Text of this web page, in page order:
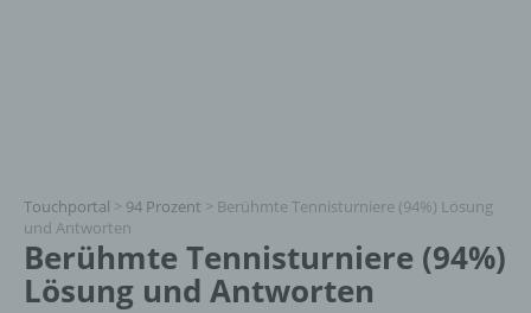
Touchportal > 94 Prozent > Berühmte Tennisturniere (94%) Lösung
und Antworten
Berühmte Tennisturniere (94%)
Lösung und Antworten